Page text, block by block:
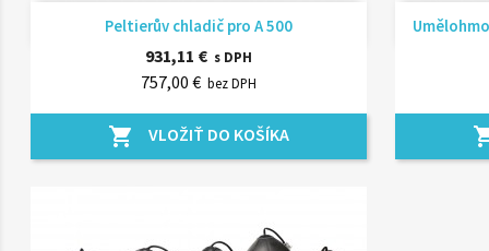
Peltierův chladič pro A 500
931,11 € s DPH
757,00 € bez DPH
shopping_cart VLOŽIŤ DO KOŠÍKA
Rýchly náhľad